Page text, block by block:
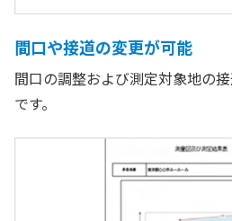
間口や接道の変更が可能
間口の調整および測定対象地の
です。